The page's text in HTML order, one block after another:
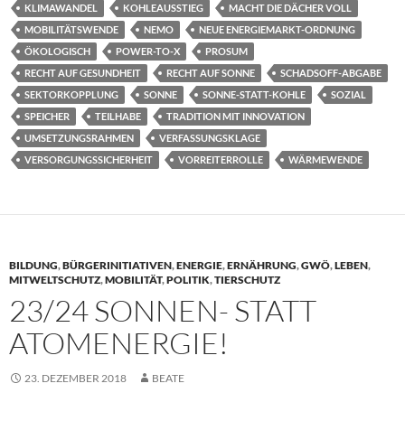
KLIMAWANDEL
KOHLEAUSSTIEG
MACHT DIE DÄCHER VOLL
MOBILITÄTSWENDE
NEMO
NEUE ENERGIEMARKT-ORDNUNG
ÖKOLOGISCH
POWER-TO-X
PROSUM
RECHT AUF GESUNDHEIT
RECHT AUF SONNE
SCHADSOFF-ABGABE
SEKTORKOPPLUNG
SONNE SONNE-STATT-KOHLE
SOZIAL
SPEICHER
TEILHABE
TRADITION MIT INNOVATION
UMSETZUNGSRAHMEN
VERFASSUNGSKLAGE
VERSORGUNGSSICHERHEIT
VORREITERROLLE WÄRMEWENDE
BILDUNG,BÜRGERINITIATIVEN,ENERGIE,ERNÄHRUNG,GWÖ,LEBEN,
MITWELTSCHUTZ,MOBILITÄT,POLITIK,TIERSCHUTZ
23/24 SONNEN- STATT
ATOMENERGIE!
23. DEZEMBER 2018 BEATE